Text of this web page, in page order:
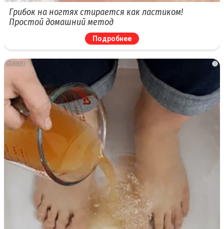
Грибок на ногтях стирается как ластиком!
Простой домашний метод
Подробнее
i